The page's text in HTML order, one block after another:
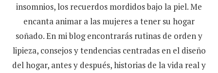
insomnios, los recuerdos mordidos bajo la piel. Me
encanta animar a las mujeres a tener su hogar
soñado. En mi blog encontrarás rutinas de orden y
lipieza, consejos y tendencias centradas en el diseño
del hogar, antes y después, historias de la vida real y